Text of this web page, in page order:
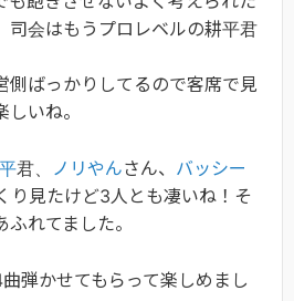
司会はもうプロレベルの耕平君
側ばっかりしてるので客席で見
いね。
君、 ノリやんさん、 バッシー
り見たけど3人とも凄いね！そ
れてました。
弾かせてもらって楽しめまし